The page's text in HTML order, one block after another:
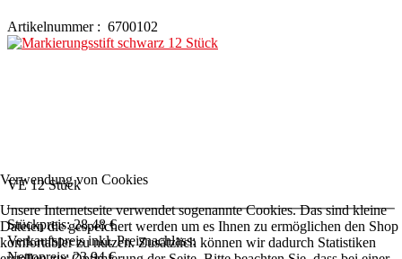
Artikelnummer : 6700102
VE 12 Stück
Stückpreis:28,48 €
Verkaufspreis inkl. Preisnachlass:
Verwendung von Cookies
Unsere Internetseite verwendet sogenannte Cookies. Das sind kleine
Dateien die gespeichert werden um es Ihnen zu ermöglichen den Shop
komfortabler zu nutzen. Zusätzlich können wir dadurch Statistiken